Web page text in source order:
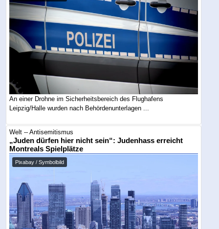
An einer Drohne im Sicherheitsbereich des Flughafens
Leipzig/Halle wurden nach Behördenunterlagen ...
Welt -- Antisemitismus
„Juden dürfen hier nicht sein“: Judenhass erreicht
Montreals Spielplätze
Pixabay / Symbolbild